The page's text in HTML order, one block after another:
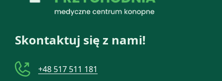
Skontaktuj się z nami!
+48 517 511 181